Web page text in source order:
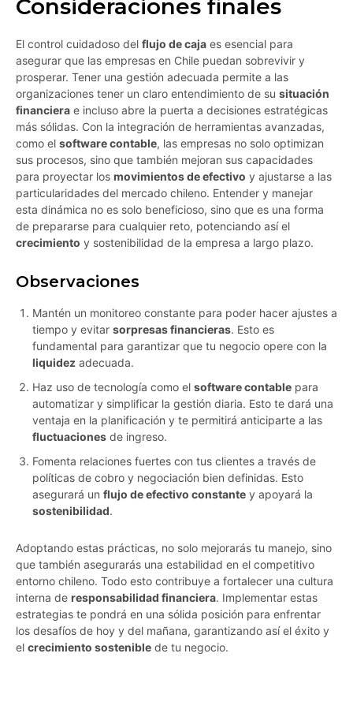
Consideraciones finales
El control cuidadoso del flujo de caja es esencial para
asegurar que las empresas en Chile puedan sobrevivir y
prosperar. Tener una gestión adecuada permite a las
organizaciones tener un claro entendimiento de su situación
financiera e incluso abre la puerta a decisiones estratégicas
más sólidas. Con la integración de herramientas avanzadas,
como el software contable, las empresas no solo optimizan
sus procesos, sino que también mejoran sus capacidades
para proyectar los movimientos de efectivo y ajustarse a las
particularidades del mercado chileno. Entender y manejar
esta dinámica no es solo beneficioso, sino que es una forma
de prepararse para cualquier reto, potenciando así el
crecimiento y sostenibilidad de la empresa a largo plazo.
Observaciones
Mantén un monitoreo constante para poder hacer ajustes a
tiempo y evitar sorpresas financieras. Esto es
fundamental para garantizar que tu negocio opere con la
liquidez adecuada.
Haz uso de tecnología como el software contable para
automatizar y simplificar la gestión diaria. Esto te dará una
ventaja en la planificación y te permitirá anticiparte a las
fluctuaciones de ingreso.
Fomenta relaciones fuertes con tus clientes a través de
políticas de cobro y negociación bien definidas. Esto
asegurará un flujo de efectivo constante y apoyará la
sostenibilidad.
Adoptando estas prácticas, no solo mejorarás tu manejo, sino
que también asegurarás una estabilidad en el competitivo
entorno chileno. Todo esto contribuye a fortalecer una cultura
interna de responsabilidad financiera. Implementar estas
estrategias te pondrá en una sólida posición para enfrentar
los desafíos de hoy y del mañana, garantizando así el éxito y
el crecimiento sostenible de tu negocio.